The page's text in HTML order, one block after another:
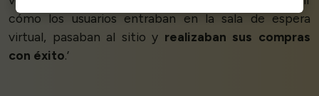
cómo los usuarios entraban en la sala de espera
virtual, pasaban al sitio y realizaban sus compras
con éxito.’